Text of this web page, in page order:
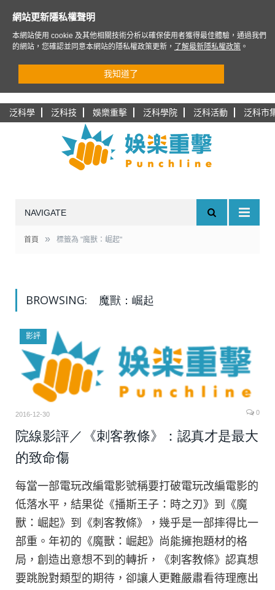
泛科學 泛科技 娛樂重擊 泛科學院 泛科活動 泛科市
NAVIGATE
首頁 » 標籤為 "魔獸：崛起"
BROWSING: 魔獸：崛起
影評
2016-12-30 0
院線影評／《刺客教條》：認真才是最大
的致命傷
每當一部電玩改編電影號稱要打破電玩改編電影的
低落水平，結果從《播斯王子：時之刃》到《魔
獸：崛起》到《刺客教條》，幾乎是一部摔得比一
部重。年初的《魔獸：崛起》尚能擁抱題材的格
局，創造出意想不到的轉折，《刺客教條》認真想
要跳脫對類型的期待，卻讓人更難嚴肅看待理應出
網站更新隱私權聲明
本網站使用 cookie 及其他相關技術分析以確保使用者獲得最佳體驗，通過我們
的網站，您確認並同意本網站的隱私權政策更新，
了解最新隱私權政策 。
我知道了